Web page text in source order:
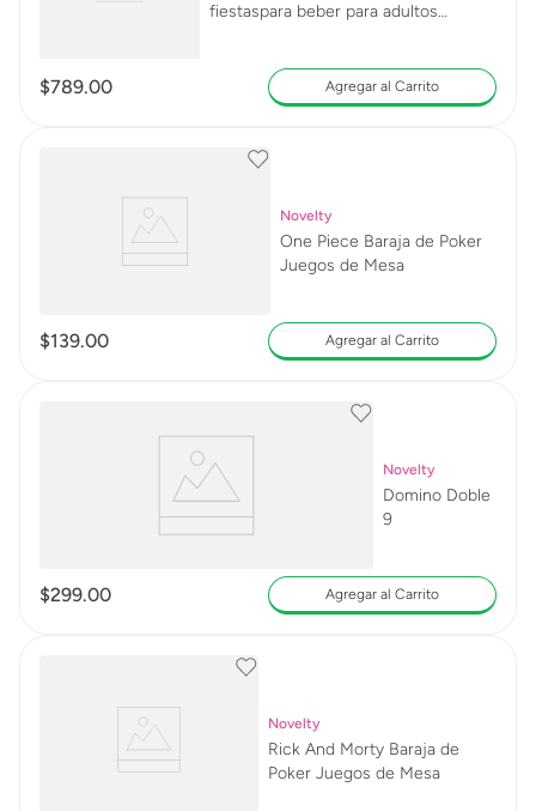
fiestaspara beber para adultos
$789.00 Agregar al Carrito
Novelty
One Piece Baraja de Poker
Juegos de Mesa
$139.00 Agregar al Carrito
Novelty
Domino Doble
9
$299.00 Agregar al Carrito
Novelty
Rick And Morty Baraja de
Poker Juegos de Mesa